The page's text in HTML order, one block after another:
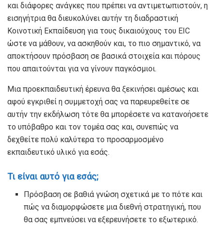
και διάφορες ανάγκες που πρέπει να αντιμετωπιστούν, η
εισηγήτρια θα διευκολύνει αυτήν τη διαδραστική
Κοινοτική Εκπαίδευση για τους δικαιούχους του EIC
ώστε να μάθουν, να ασκηθούν και, το πιο σημαντικό, να
αποκτήσουν πρόσβαση σε βασικά στοιχεία και πόρους
που απαιτούνται για να γίνουν παγκόσμιοι.
Μια προεκπαιδευτική έρευνα θα ξεκινήσει αμέσως και
αφού εγκριθεί η συμμετοχή σας να παρευρεθείτε σε
αυτήν την εκδήλωση τότε θα μπορέσετε να κατανοήσετε
το υπόβαθρο και τον τομέα σας και, συνεπώς να
δεχθείτε πολύ καλύτερα το προσαρμοσμένο
εκπαιδευτικό υλικό για εσάς.
Τι είναι αυτό για εσάς;
Πρόσβαση σε βαθιά γνώση σχετικά με το πότε και
πώς να διαμορφώσετε μια διεθνή στρατηγική, που
θα σας εμπνεύσει να εξερευνήσετε το εξωτερικό.